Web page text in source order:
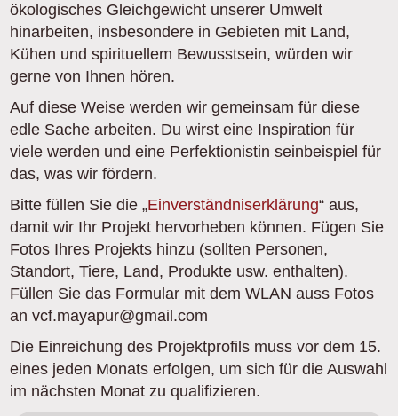
ökologisches Gleichgewicht unserer Umwelt
hinarbeiten, insbesondere in Gebieten mit Land,
Kühen und spirituellem Bewusstsein, würden wir
gerne von Ihnen hören.
Auf diese Weise werden wir gemeinsam für diese
edle Sache arbeiten. Du wirst eine Inspiration für
viele werden und eine Perfektionistin seinbeispiel für
das, was wir fördern.
Bitte füllen Sie die „Einverständniserklärung“ aus,
damit wir Ihr Projekt hervorheben können. Fügen Sie
Fotos Ihres Projekts hinzu (sollten Personen,
Standort, Tiere, Land, Produkte usw. enthalten).
Füllen Sie das Formular mit dem WLAN auss Fotos
an vcf.mayapur@gmail.com
Die Einreichung des Projektprofils muss vor dem 15.
eines jeden Monats erfolgen, um sich für die Auswahl
im nächsten Monat zu qualifizieren.